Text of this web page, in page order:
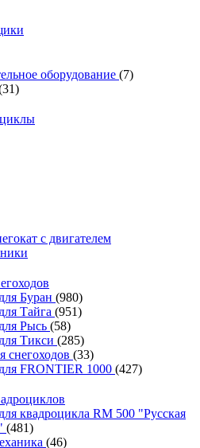
оборудование (7)
с двигателем
Буран (980)
Тайга (951)
Рысь (58)
Тикси (285)
снегоходов (33)
FRONTIER 1000 (427)
квадроцикла RM 500 "Русская
(481)
(46)